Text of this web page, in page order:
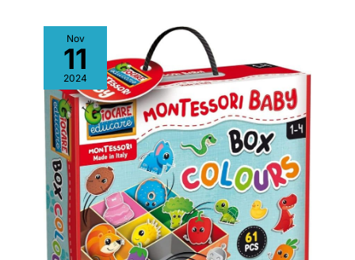
Nov
11
2024